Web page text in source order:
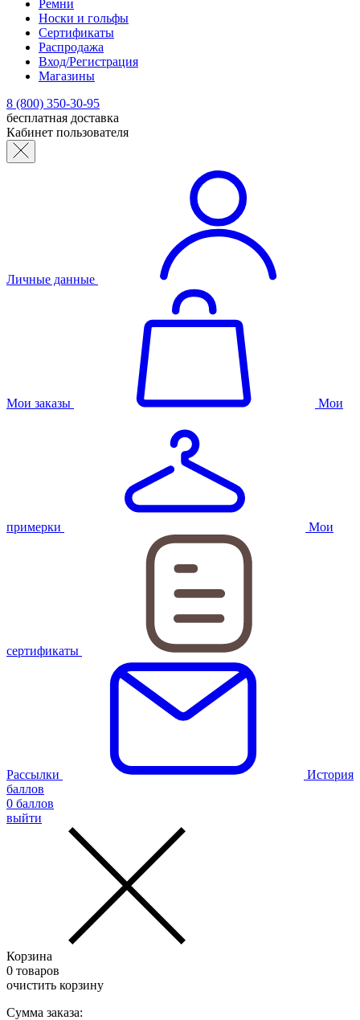
Ремни
Носки и гольфы
Сертификаты
Распродажа
Вход/Регистрация
Магазины
8 (800) 350-30-95
бесплатная доставка
Кабинет пользователя
Личные данные
Мои заказы Мои
примерки Мои
сертификаты
Рассылки
История
баллов
0 баллов
выйти
Корзина
0 товаров
очистить корзину
Сумма заказа: